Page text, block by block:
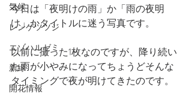
気候
レンゲツツジ
エゾハルゼミ
新緑
開花情報
今日は「夜明けの雨」か「雨の夜明
け」かタイトルに迷う写真です。
以前に撮った1枚なのですが、降り続い
た雨が小やみになってちょうどそんな
タイミングで夜が明けてきたのです。